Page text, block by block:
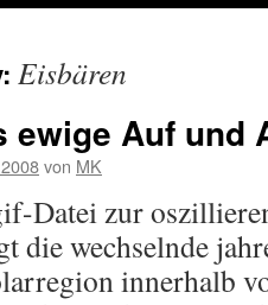
Eisbären
ewige Auf und
von MK
Datei zur
die wechselnde
innerhalb